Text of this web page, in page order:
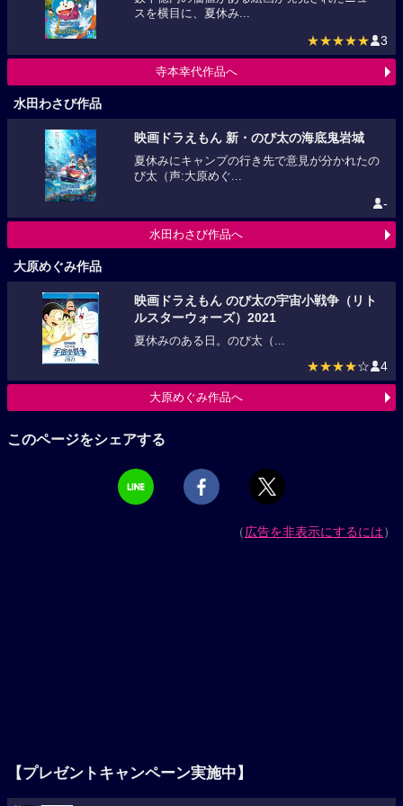
スを横目に、夏休み...
★★★★★ 3
寺本幸代作品へ
水田わさび作品
映画ドラえもん 新・のび太の海底鬼岩城
夏休みにキャンプの行き先で意見が分かれたの
び太（声:大原めぐ...
-
水田わさび作品へ
大原めぐみ作品
映画ドラえもん のび太の宇宙小戦争（リト
ルスターウォーズ）2021
夏休みのある日。のび太（...
★★★★☆ 4
大原めぐみ作品へ
このページをシェアする
（広告を非表示にするには）
【プレゼントキャンペーン実施中】